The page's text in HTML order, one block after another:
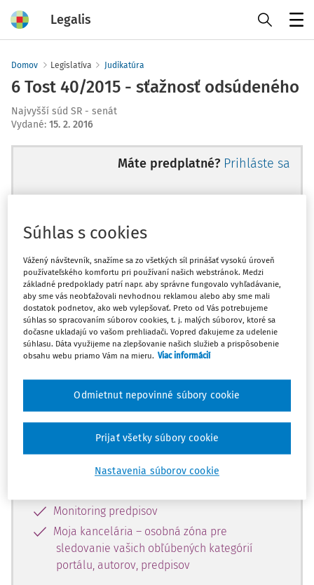
Legalis
Domov Legislatíva Judikatúra
6 Tost 40/2015 - sťažnosť odsúdeného
Najvyšší súd SR - senát
Vydané: 15. 2. 2016
Máte predplatné? Prihláste sa
Ups, zatiaľ ste si prečítali len
začiatok...
Celý odborný obsah z tejto oblasti je
dostupný predplatiteľom portálu.
obsahu a získajte prístup na 10 dní
zdarma, stačí sa len zaregistrovať.
Vďaka registrácii získate prístup aj k
vybranému obsahu:
Monitoring predpisov
Moja kancelária – osobná zóna pre
sledovanie vašich obľúbených kategórií
portálu, autorov, predpisov
Súhlas s cookies
Vážený návštevník, snažíme sa zo všetkých síl prinášať vysokú úroveň
používateľského komfortu pri používaní našich webstránok. Medzi
základné predpoklady patrí napr. aby správne fungovalo vyhľadávanie,
aby sme vás neobťažovali nevhodnou reklamou alebo aby sme mali
dostatok podnetov, ako web vylepšovať. Preto od Vás potrebujeme
súhlas so spracovaním súborov cookies, t. j. malých súborov, ktoré sa
dočasne ukladajú vo vašom prehliadači. Vopred ďakujeme za udelenie
súhlasu. Dáta využijeme na zlepšovanie našich služieb a prispôsobenie
obsahu webu priamo Vám na mieru. Viac informácií
Nastavenia súborov cookie
Odmietnut nepovinné súbory cookie
Prijať všetky súbory cookie